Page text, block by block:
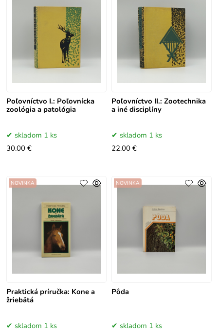
Poľovníctvo I.: Poľovnícka
zoológia a patológia
skladom 1 ks
30.00 €
Poľovníctvo II.: Zootechnika
a iné disciplíny
skladom 1 ks
22.00 €
Praktická príručka: Kone a
žriebätá
NOVINKA
skladom 1 ks
Pôda
NOVINKA
skladom 1 ks